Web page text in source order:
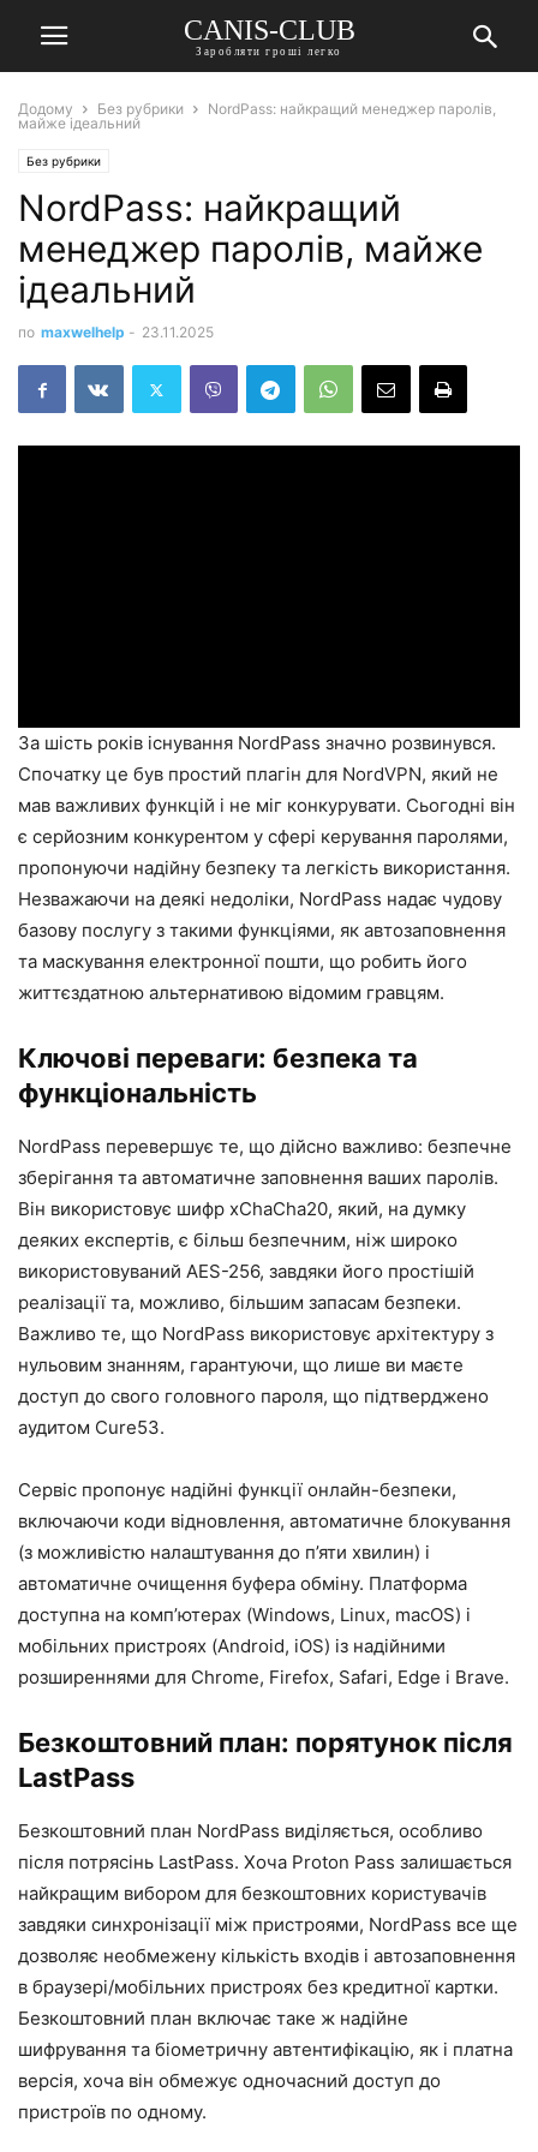
CANIS-CLUB
Заробляти гроші легко
Додому Без рубрики
NordPass: найкращий менеджер паролів,
майже ідеальний
Без рубрики
NordPass: найкращий
менеджер паролів, майже
ідеальний
по maxwelhelp - 23.11.2025
За шість років існування NordPass значно розвинувся.
Спочатку це був простий плагін для NordVPN, який не
мав важливих функцій і не міг конкурувати. Сьогодні він
є серйозним конкурентом у сфері керування паролями,
пропонуючи надійну безпеку та легкість використання.
Незважаючи на деякі недоліки, NordPass надає чудову
базову послугу з такими функціями, як автозаповнення
та маскування електронної пошти, що робить його
життєздатною альтернативою відомим гравцям.
Ключові переваги: безпека та
функціональність
NordPass перевершує те, що дійсно важливо: безпечне
зберігання та автоматичне заповнення ваших паролів.
Він використовує шифр xChaCha20, який, на думку
деяких експертів, є більш безпечним, ніж широко
використовуваний AES-256, завдяки його простішій
реалізації та, можливо, більшим запасам безпеки.
Важливо те, що NordPass використовує архітектуру з
нульовим знанням, гарантуючи, що лише ви маєте
доступ до свого головного пароля, що підтверджено
аудитом Cure53.
Сервіс пропонує надійні функції онлайн-безпеки,
включаючи коди відновлення, автоматичне блокування
(з можливістю налаштування до п’яти хвилин) і
автоматичне очищення буфера обміну. Платформа
доступна на комп’ютерах (Windows, Linux, macOS) і
мобільних пристроях (Android, iOS) із надійними
розширеннями для Chrome, Firefox, Safari, Edge і Brave.
Безкоштовний план: порятунок після
LastPass
Безкоштовний план NordPass виділяється, особливо
після потрясінь LastPass. Хоча Proton Pass залишається
найкращим вибором для безкоштовних користувачів
завдяки синхронізації між пристроями, NordPass все ще
дозволяє необмежену кількість входів і автозаповнення
в браузері/мобільних пристроях без кредитної картки.
Безкоштовний план включає таке ж надійне
шифрування та біометричну автентифікацію, як і платна
версія, хоча він обмежує одночасний доступ до
пристроїв по одному.